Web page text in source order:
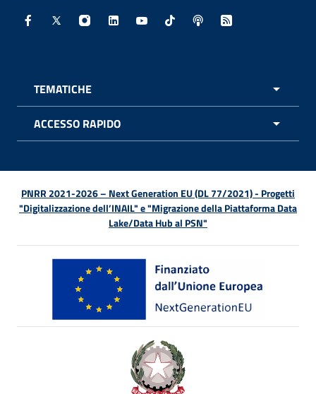
Facebook - Sito esterno - Apertura in nuova finestra
X - Sito esterno - Apertura in nuova finestra
Instagram - Sito esterno - Apertura in
Linkedin - Sito esterno - Apertura in
Youtube - Sito esterno -
TikTok - Sito esterno -
Spreaker - Sito
Feed RSS -
TEMATICHE
ACCESSO RAPIDO
PNRR 2021-2026 – Next Generation EU (DL 77/2021) - Progetti
"Digitalizzazione dell’INAIL" e "Migrazione della Piattaforma Data
Lake/Data Hub al PSN"